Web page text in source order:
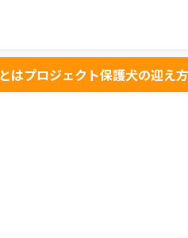
はプロジェクト保護犬の迎え方